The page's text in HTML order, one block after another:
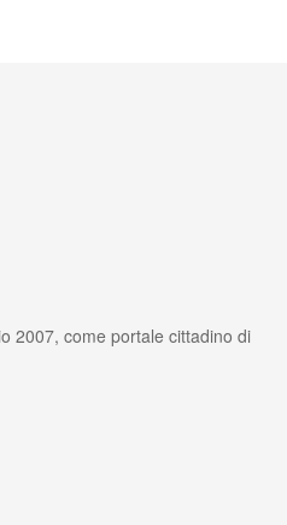
2007, come portale cittadino di